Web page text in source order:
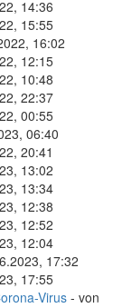
14:36
15:55
16:02
12:15
10:48
22:37
00:55
06:40
20:41
13:02
13:34
12:38
12:52
12:04
17:32
17:55
Virus - von